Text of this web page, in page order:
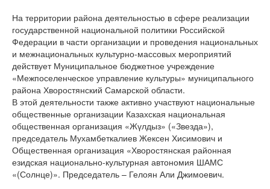
На территории района деятельностью в сфере реализации
государственной национальной политики Российской
Федерации в части организации и проведения национальных
и межнациональных культурно-массовых мероприятий
действует Муниципальное бюджетное учреждение
«Межпоселенческое управление культуры» муниципального
района Хворостянский Самарской области.
В этой деятельности также активно участвуют национальные
общественные организации Казахская национальная
общественная организация «Жүлдыз» («Звезда»),
председатель Мухамбеткалиев Жексен Хисимович и
Общественная организация «Хворостянская районная
езидская национально-культурная автономия ШАМС
«(Солнце)». Председатель – Гелоян Али Джимоевич.